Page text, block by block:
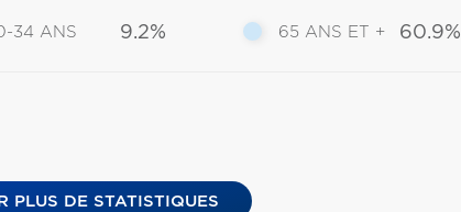
34 ANS 9.2% 65 ANS ET + 60.9%
PLUS DE STATISTIQUES